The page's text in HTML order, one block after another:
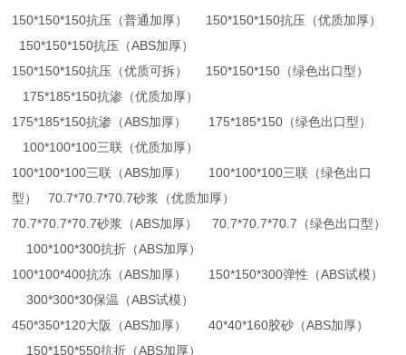
150*150*150抗压（普通加厚） 150*150*150抗压（优质加厚）
150*150*150抗压（ABS加厚）
150*150*150抗压（优质可拆） 150*150*150（绿色出口型）
175*185*150抗渗（优质加厚）
175*185*150抗渗（ABS加厚） 175*185*150（绿色出口型）
100*100*100三联（优质加厚）
100*100*100三联（ABS加厚） 100*100*100三联（绿色出口
型） 70.7*70.7*70.7砂浆（优质加厚）
70.7*70.7*70.7砂浆（ABS加厚） 70.7*70.7*70.7（绿色出口型）
100*100*300抗折（ABS加厚）
100*100*400抗冻（ABS加厚） 150*150*300弹性（ABS试模）
300*300*30保温（ABS试模）
450*350*120大阪（ABS加厚） 40*40*160胶砂（ABS加厚）
150*150*550抗折（ABS加厚）